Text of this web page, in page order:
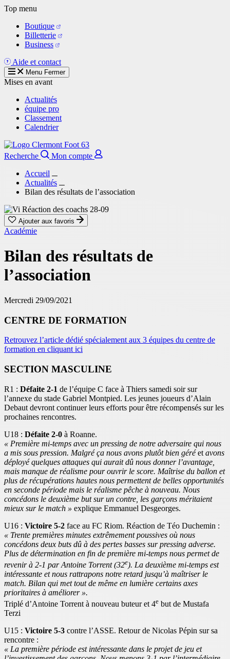
Aller
contenu
principal
Top menu
Boutique
Billetterie
Business
Aide et contact
Menu Fermer
Mises en avant
Actualités
équipe pro
Classement
Calendrier
Recherche
Mon compte
Accueil
Actualités
Bilan des résultats de l’association
Ajouter aux favoris
Académie
Bilan des résultats de
l’association
Mercredi 29/09/2021
CENTRE DE FORMATION
Retrouvez l’article dédié spécialement aux 3 équipes du centre de
formation en cliquant ici
SECTION MASCULINE
R1 : Défaite 2-1 de l’équipe C face à Thiers samedi soir sur
l’annexe du stade Gabriel Montpied. Les jeunes joueurs d’Alain
Debaut devront continuer leurs efforts pour être récompensés sur les
prochaines rencontres.
U18 : Défaite 2-0 à Roanne.
« Première mi-temps avec un pressing de notre adversaire qui nous
a mis sous pression. Malgré ça nous avons plutôt bien géréet avons
déployé quelques attaques qui aurait dû nous donner l’avantage,
mais manque de réalisme pour ouvrir le score. Maîtrise du ballon et
plus de récupérations hautes nous permettent de belles opportunités
en seconde période mais le réalisme pêche à nouveau. Nous
concédons le deuxième but sur un contre, les garçons méritaient
mieux sur le match » explique Emmanuel Desgeorges.
U16 : Victoire 5-2 face au FC Riom. Réaction de Téo Duchemin :
« Trente premières minutes extrêmement poussives où nous
concédons deux buts dû à des pertes basses sur pressing adverse.
Plus de détermination en fin de première mi-temps nous permet de
revenir à 2-1 par Antoine Torrent (32e). La deuxième mi-temps est
intéressante et nous rattrapons notre retard jusqu’à maîtriser le
match. Bilan qui met tout de même en lumière certains axes
prioritaires à améliorer ».
Triplé d’Antoine Torrent à nouveau buteur et 4e but de Mustafa
Terzi
U15 : Victoire 5-3 contre l’ASSE. Retour de Nicolas Pépin sur sa
rencontre :
« La première période est intéressante dans le projet de jeu et